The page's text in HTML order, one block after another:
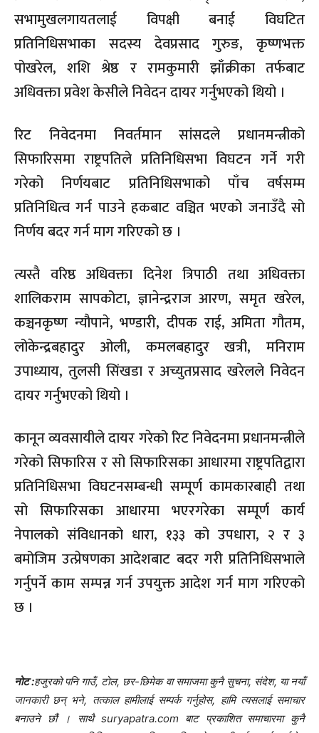
सभामुखलगायतलाई विपक्षी बनाई विघटित
प्रतिनिधिसभाका सदस्य देवप्रसाद गुरुङ, कृष्णभक्त
पोखरेल, शशि श्रेष्ठ र रामकुमारी झाँक्रीका तर्फबाट
अधिवक्ता प्रवेश केसीले निवेदन दायर गर्नुभएको थियो ।
रिट निवेदनमा निवर्तमान सांसदले प्रधानमन्त्रीको
सिफारिसमा राष्ट्रपतिले प्रतिनिधिसभा विघटन गर्ने गरी
गरेको निर्णयबाट प्रतिनिधिसभाको पाँच वर्षसम्म
प्रतिनिधित्व गर्न पाउने हकबाट वञ्चित भएको जनाउँदै सो
निर्णय बदर गर्न माग गरिएको छ ।
त्यस्तै वरिष्ठ अधिवक्ता दिनेश त्रिपाठी तथा अधिवक्ता
शालिकराम सापकोटा, ज्ञानेन्द्रराज आरण, समृत खरेल,
कञ्चनकृष्ण न्यौपाने, भण्डारी, दीपक राई, अमिता गौतम,
लोकेन्द्रबहादुर ओली, कमलबहादुर खत्री, मनिराम
उपाध्याय, तुलसी सिंखडा र अच्युतप्रसाद खरेलले निवेदन
दायर गर्नुभएको थियो ।
कानून व्यवसायीले दायर गरेको रिट निवेदनमा प्रधानमन्त्रीले
गरेको सिफारिस र सो सिफारिसका आधारमा राष्ट्रपतिद्वारा
प्रतिनिधिसभा विघटनसम्बन्धी सम्पूर्ण कामकारबाही तथा
सो सिफारिसका आधारमा भएरगरेका सम्पूर्ण कार्य
नेपालको संविधानको धारा, १३३ को उपधारा, २ र ३
बमोजिम उत्प्रेषणका आदेशबाट बदर गरी प्रतिनिधिसभाले
गर्नुपर्ने काम सम्पन्न गर्न उपयुक्त आदेश गर्न माग गरिएको
छ ।
नोट :हजुरको पनि गाउँ, टोल, छर-छिमेक वा समाजमा कुनै सुचना, संदेश, या नयाँ
जानकारी छन् भने, तत्काल हामीलाई सम्पर्क गर्नुहोस, हामि त्यसलाई समाचार
बनाउने छौं । साथै suryapatra.com बाट प्रकाशित समाचारमा कुनै